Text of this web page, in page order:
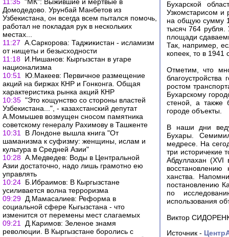
Домодедово. Урунбай Манбетов из
Узбекистана, он всегда всем пытался помочь,
работал не покладая рук в нескольких
местах...
11:27 А.Саркорова: Таджикистан - исламизм
от нищеты и безысходности
11:18 И.Нишанов: Кыргызстан в угаре
национализма
10:51
Ю.Макеев: Первичное размещение
акций на биржах КНР и Гонконга. Общая
характеристика рынка акций КНР
10:35 "Это кощунство со стороны властей
Узбекистана...", - казахстанский депутат
А.Момышев возмущен сносом памятника
советскому генералу Рахимову в Ташкенте
10:31
В Лондоне вышла книга "От
шаманизма к суфизму: женщины, ислам и
культура в Средней Азии"
10:28 А.Медведев: Воды в Центральной
Азии достаточно, надо лишь грамотно ею
управлять
10:24 Б.Ибраимов: В Кыргызстане
усиливается волна терроризма
09:29 Д.Мамасалиев: Реформа в
социальной сфере Кыгызстана - что
изменится от перемены мест слагаемых
09:21
Д.Каримов: Зеленое знамя
революции. В Кыргызстане боролись с
Бухарской
Узкомстарисом
на общую сумму
тысяч 764 рубля.
площади
Так, например,
копеек, то в 1941
Отметим, что
ростом
Бухарскому
стеной, а также
городе объекты.
В наши дни
Бухары.
медресе. На
три историчекие
Абдуллахан (XVI
восстановлению
ханства.
постановлению
по
использования
Виктор
Источник -